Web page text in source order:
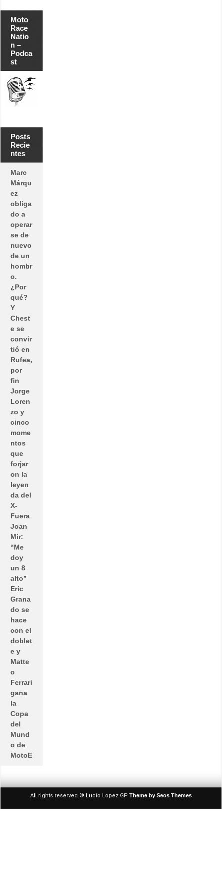
Moto
Race
Natio
n –
Podca
st
Posts
Recie
ntes
Marc
Márqu
ez
obliga
do a
operar
se de
nuevo
de un
hombr
o.
¿Por
qué?
Y
Chest
e se
convir
tió en
Rufea,
por
fin
Jorge
Loren
zo y
cinco
mome
ntos
que
forjar
on la
leyen
da del
X-
Fuera
Joan
Mir:
“Me
doy
un 8
alto”
Eric
Grana
do se
hace
con el
doblet
e y
Matte
o
Ferrari
gana
la
Copa
del
Mund
o de
MotoE
All rights reserved © Lucio Lopez GP Theme by Seos Themes